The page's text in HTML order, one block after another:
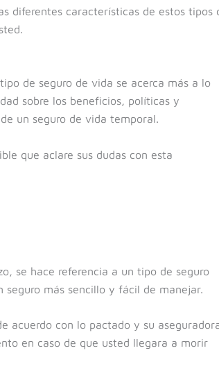
diferentes características de estos tipos
de seguro de vida se acerca más a lo
sobre los beneficios, políticas y
un seguro de vida temporal.
que aclare sus dudas con esta
se hace referencia a un tipo de seguro
más sencillo y fácil de manejar.
acuerdo con lo pactado y su
en caso de que usted llegara a morir